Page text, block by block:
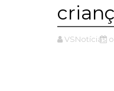
VSNotícias